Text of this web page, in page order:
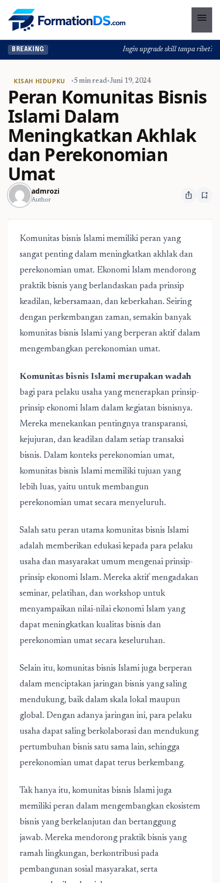
menu
BREAKING Ingin upgrade skill tanpa ribet?
KISAH HIDUPKU •5 min read•Juni 19, 2024
Peran Komunitas Bisnis
Islami Dalam
Meningkatkan Akhlak
dan Perekonomian
Umat
admrozi
Author ios_share bookmark_add
Komunitas bisnis Islami memiliki peran yang
sangat penting dalam meningkatkan akhlak dan
perekonomian umat. Ekonomi Islam mendorong
praktik bisnis yang berlandaskan pada prinsip
keadilan, kebersamaan, dan keberkahan. Seiring
dengan perkembangan zaman, semakin banyak
komunitas bisnis Islami yang berperan aktif dalam
mengembangkan perekonomian umat.
Komunitas bisnis Islami merupakan wadah
bagi para pelaku usaha yang menerapkan prinsip-
prinsip ekonomi Islam dalam kegiatan bisnisnya.
Mereka menekankan pentingnya transparansi,
kejujuran, dan keadilan dalam setiap transaksi
bisnis. Dalam konteks perekonomian umat,
komunitas bisnis Islami memiliki tujuan yang
lebih luas, yaitu untuk membangun
perekonomian umat secara menyeluruh.
Salah satu peran utama komunitas bisnis Islami
adalah memberikan edukasi kepada para pelaku
usaha dan masyarakat umum mengenai prinsip-
prinsip ekonomi Islam. Mereka aktif mengadakan
seminar, pelatihan, dan workshop untuk
menyampaikan nilai-nilai ekonomi Islam yang
dapat meningkatkan kualitas bisnis dan
perekonomian umat secara keseluruhan.
Selain itu, komunitas bisnis Islami juga berperan
dalam menciptakan jaringan bisnis yang saling
mendukung, baik dalam skala lokal maupun
global. Dengan adanya jaringan ini, para pelaku
usaha dapat saling berkolaborasi dan mendukung
pertumbuhan bisnis satu sama lain, sehingga
perekonomian umat dapat terus berkembang.
Tak hanya itu, komunitas bisnis Islami juga
memiliki peran dalam mengembangkan ekosistem
bisnis yang berkelanjutan dan bertanggung
jawab. Mereka mendorong praktik bisnis yang
ramah lingkungan, berkontribusi pada
pembangunan sosial masyarakat, serta